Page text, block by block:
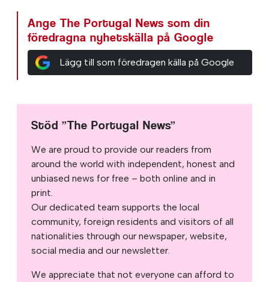
Ange The Portugal News som din
föredragna nyhetskälla på Google
Lägg till som föredragen källa på Google
Stöd ”The Portugal News”
We are proud to provide our readers from
around the world with independent, honest and
unbiased news for free – both online and in
print.
Our dedicated team supports the local
community, foreign residents and visitors of all
nationalities through our newspaper, website,
social media and our newsletter.
We appreciate that not everyone can afford to